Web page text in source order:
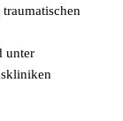
unter